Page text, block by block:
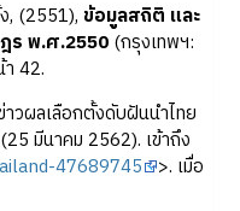
, (2551), ข้อมูลสถิติ และ
ร พ.ศ.2550(กรุงเทพฯ:
42.
วผลเลือกตั้งดับฝันนำไทย
มีนาคม 2562). เข้าถึง
47689745 >. เมื่อ